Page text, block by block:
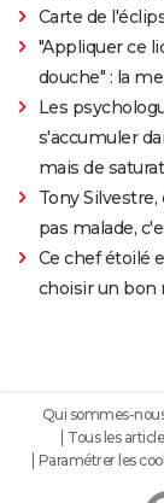
Carte de
"Appliquer ce
douche" : la
Les
s'accumuler
mais de
Tony
pas malade,
Ce chef étoilé
choisir un bon
Qui sommes-
Tous les
Paramétrer les